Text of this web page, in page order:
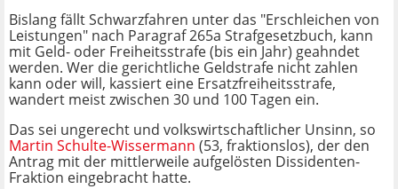
Bislang fällt Schwarzfahren unter das "Erschleichen von
Leistungen" nach Paragraf 265a Strafgesetzbuch, kann
mit Geld- oder Freiheitsstrafe (bis ein Jahr) geahndet
werden. Wer die gerichtliche Geldstrafe nicht zahlen
kann oder will, kassiert eine Ersatzfreiheitsstrafe,
wandert meist zwischen 30 und 100 Tagen ein.
Das sei ungerecht und volkswirtschaftlicher Unsinn, so
Martin Schulte-Wissermann (53, fraktionslos), der den
Antrag mit der mittlerweile aufgelösten Dissidenten-
Fraktion eingebracht hatte.